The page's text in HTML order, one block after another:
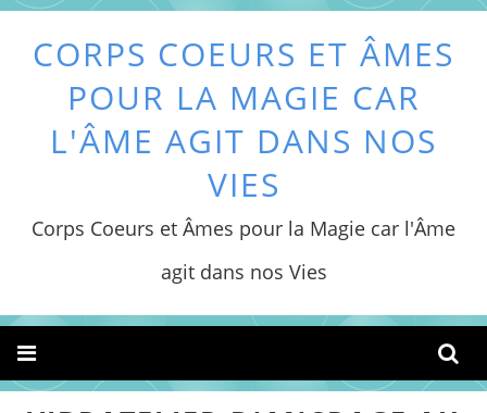
CORPS COEURS ET ÂMES
POUR LA MAGIE CAR
L'ÂME AGIT DANS NOS
VIES
Corps Coeurs et Âmes pour la Magie car l'Âme
agit dans nos Vies